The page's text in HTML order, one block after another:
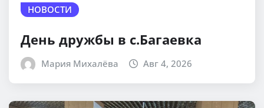
НОВОСТИ
День дружбы в с.Багаевка
Мария Михалёва Авг 4, 2026